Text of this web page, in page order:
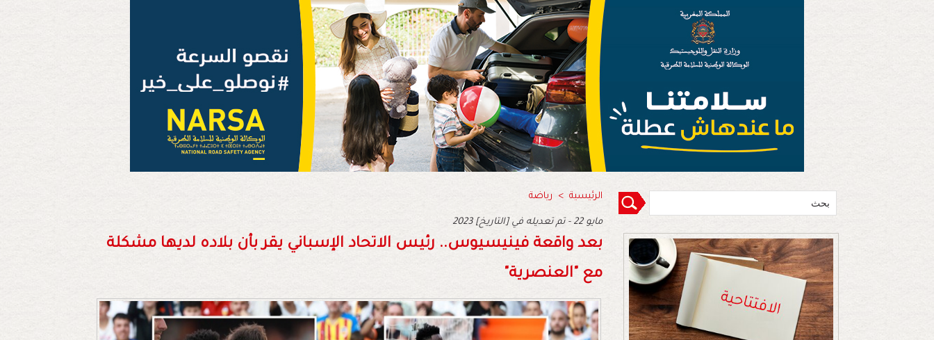
الرئيسية > رياضة
2023 مايو 22 - تم تعديله في [التاريخ]
بعد واقعة فينيسيوس.. رئيس الاتحاد الإسباني يقر بأن بلاده لديها مشكلة
مع "العنصرية"